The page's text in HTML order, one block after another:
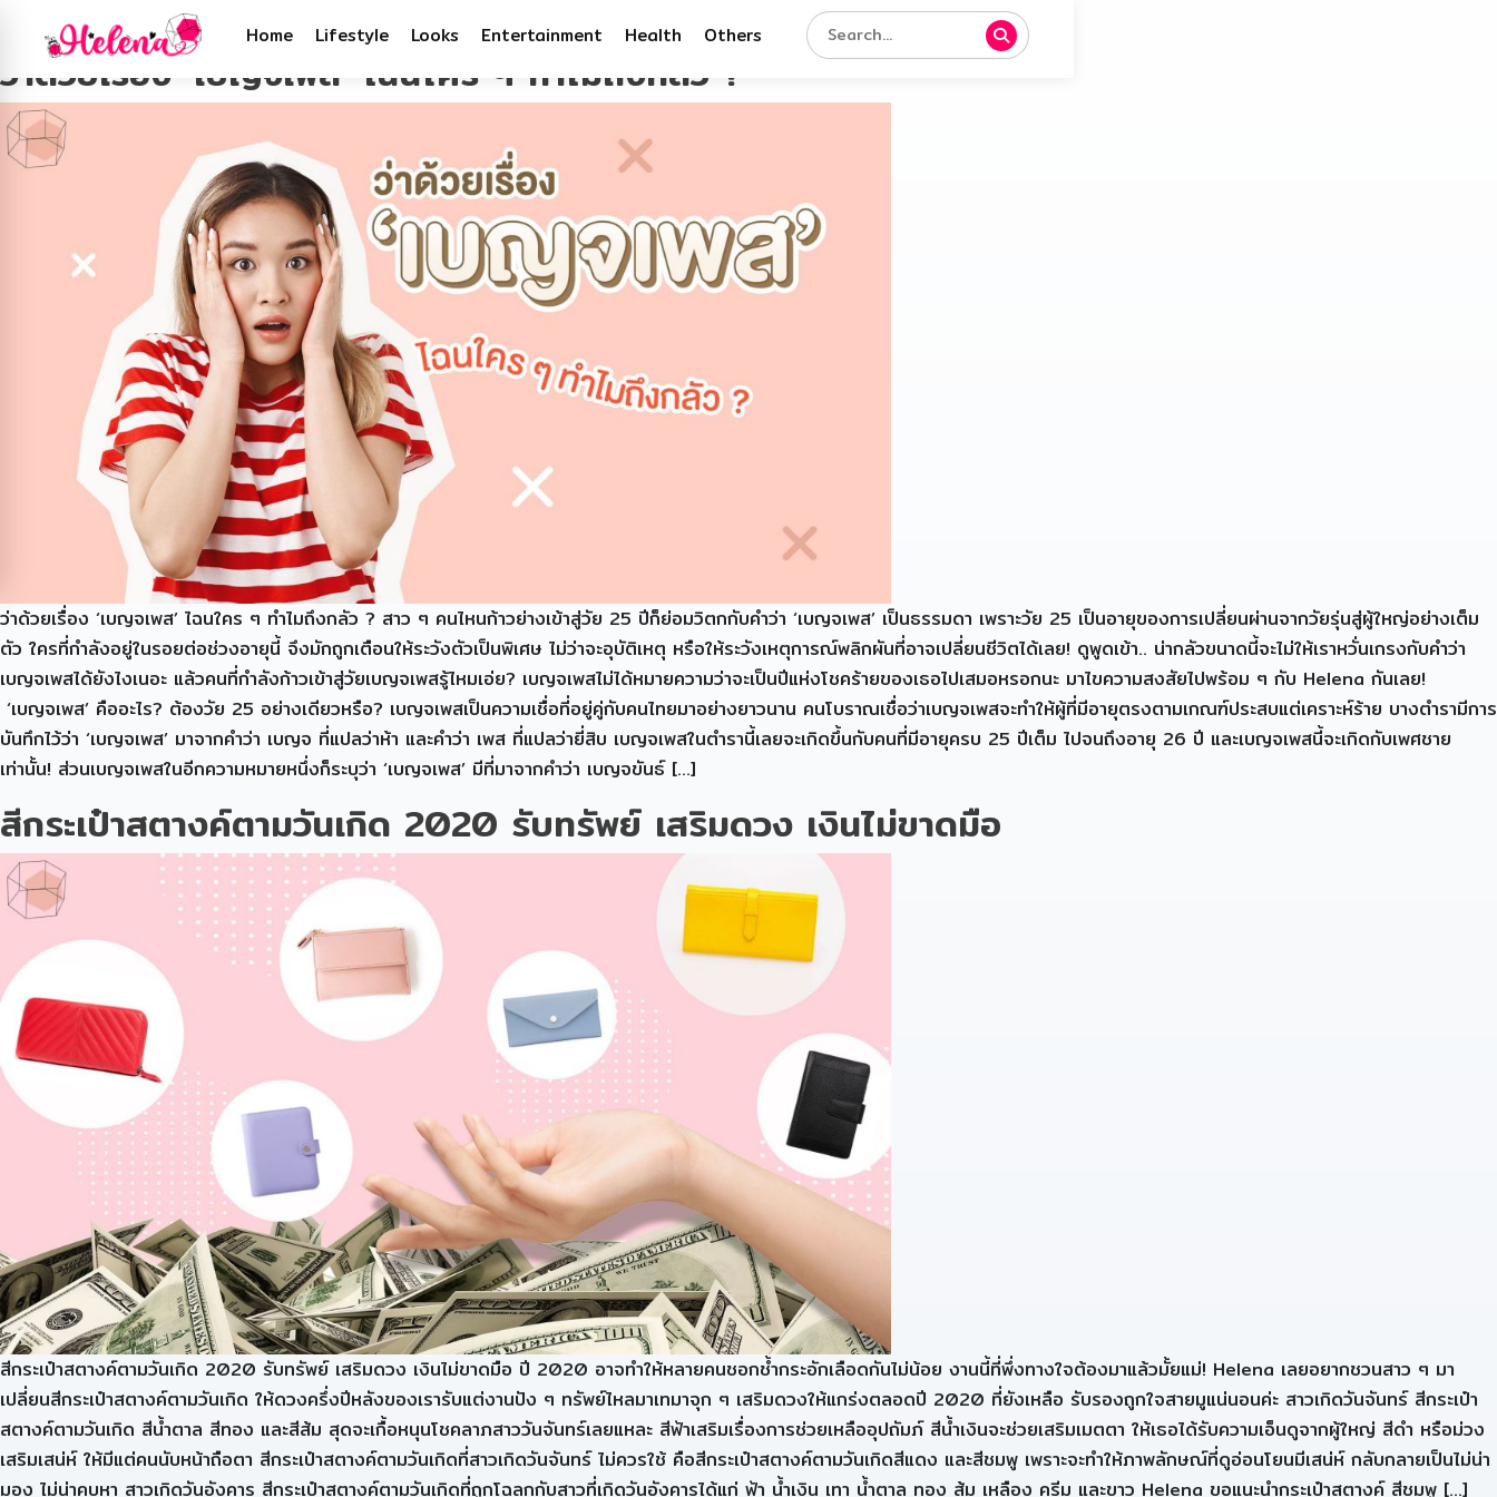
Home Lifestyle Looks Entertainment Health Others
Tag:ดวง
ว่าด้วยเรื่อง ‘เบญจเพส’ ไฉนใคร ๆ ทำไมถึงกลัว ?
ว่าด้วยเรื่อง ‘เบญจเพส’ ไฉนใคร ๆ ทำไมถึงกลัว ? สาว ๆ คนไหนก้าวย่างเข้าสู่วัย 25 ปีก็ย่อมวิตกกับคำว่า ‘เบญจเพส’ เป็นธรรมดา เพราะวัย 25 เป็นอายุของการเปลี่ยนผ่านจากวัยรุ่นสู่ผู้ใหญ่อย่างเต็ม
ตัว ใครที่กำลังอยู่ในรอยต่อช่วงอายุนี้ จึงมักถูกเตือนให้ระวังตัวเป็นพิเศษ ไม่ว่าจะอุบัติเหตุ หรือให้ระวังเหตุการณ์พลิกผันที่อาจเปลี่ยนชีวิตได้เลย! ดูพูดเข้า.. น่ากลัวขนาดนี้จะไม่ให้เราหวั่นเกรงกับคำว่า
เบญจเพสได้ยังไงเนอะ แล้วคนที่กำลังก้าวเข้าสู่วัยเบญจเพสรู้ไหมเอ่ย? เบญจเพสไม่ได้หมายความว่าจะเป็นปีแห่งโชคร้ายของเธอไปเสมอหรอกนะ มาไขความสงสัยไปพร้อม ๆ กับ Helena กันเลย!
‘เบญจเพส’ คืออะไร? ต้องวัย 25 อย่างเดียวหรือ? เบญจเพสเป็นความเชื่อที่อยู่คู่กับคนไทยมาอย่างยาวนาน คนโบราณเชื่อว่าเบญจเพสจะทำให้ผู้ที่มีอายุตรงตามเกณฑ์ประสบแต่เคราะห์ร้าย บางตำรามีการ
บันทึกไว้ว่า ‘เบญจเพส’ มาจากคำว่า เบญจ ที่แปลว่าห้า และคำว่า เพส ที่แปลว่ายี่สิบ เบญจเพสในตำรานี้เลยจะเกิดขึ้นกับคนที่มีอายุครบ 25 ปีเต็ม ไปจนถึงอายุ 26 ปี และเบญจเพสนี้จะเกิดกับเพศชาย
เท่านั้น! ส่วนเบญจเพสในอีกความหมายหนึ่งก็ระบุว่า ‘เบญจเพส’ มีที่มาจากคำว่า เบญจขันธ์ […]
สีกระเป๋าสตางค์ตามวันเกิด 2020 รับทรัพย์ เสริมดวง เงินไม่ขาดมือ
สีกระเป๋าสตางค์ตามวันเกิด 2020 รับทรัพย์ เสริมดวง เงินไม่ขาดมือ ปี 2020 อาจทำให้หลายคนชอกช้ำกระอักเลือดกันไม่น้อย งานนี้ที่พึ่งทางใจต้องมาแล้วมั้ยแม่! Helena เลยอยากชวนสาว ๆ มา
เปลี่ยนสีกระเป๋าสตางค์ตามวันเกิด ให้ดวงครึ่งปีหลังของเรารับแต่งานปัง ๆ ทรัพย์ไหลมาเทมาจุก ๆ เสริมดวงให้แกร่งตลอดปี 2020 ที่ยังเหลือ รับรองถูกใจสายมูแน่นอนค่ะ สาวเกิดวันจันทร์ สีกระเป๋า
สตางค์ตามวันเกิด สีน้ำตาล สีทอง และสีส้ม สุดจะเกื้อหนุนโชคลาภสาววันจันทร์เลยแหละ สีฟ้าเสริมเรื่องการช่วยเหลืออุปถัมภ์ สีน้ำเงินจะช่วยเสริมเมตตา ให้เธอได้รับความเอ็นดูจากผู้ใหญ่ สีดำ หรือม่วง
เสริมเสน่ห์ ให้มีแต่คนนับหน้าถือตา สีกระเป๋าสตางค์ตามวันเกิดที่สาวเกิดวันจันทร์ ไม่ควรใช้ คือสีกระเป๋าสตางค์ตามวันเกิดสีแดง และสีชมพู เพราะจะทำให้ภาพลักษณ์ที่ดูอ่อนโยนมีเสน่ห์ กลับกลายเป็นไม่น่า
มอง ไม่น่าคบหา สาวเกิดวันอังคาร สีกระเป๋าสตางค์ตามวันเกิดที่ถูกโฉลกกับสาวที่เกิดวันอังคารได้แก่ ฟ้า น้ำเงิน เทา น้ำตาล ทอง ส้ม เหลือง ครีม และขาว Helena ขอแนะนำกระเป๋าสตางค์ สีชมพู […]